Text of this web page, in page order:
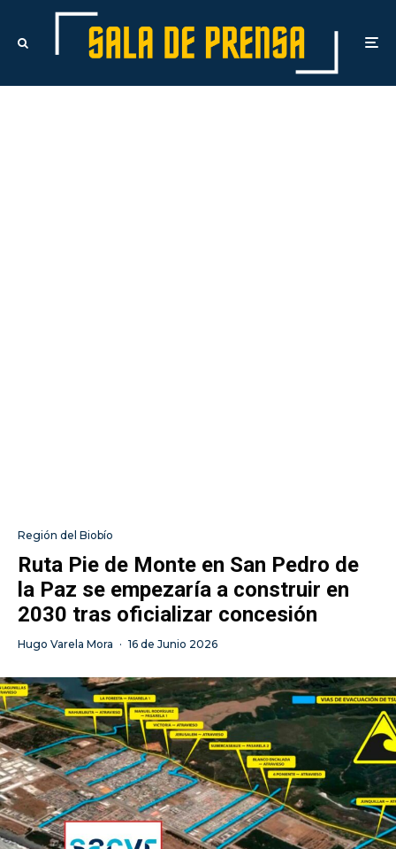
Región del Biobío
Ruta Pie de Monte en San Pedro de
la Paz se empezaría a construir en
2030 tras oficializar concesión
Hugo Varela Mora · 16 de Junio 2026